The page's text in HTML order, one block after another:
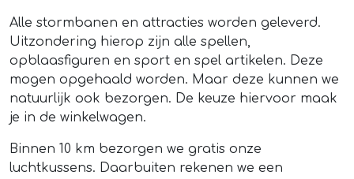
Alle stormbanen en attracties worden geleverd.
Uitzondering hierop zijn alle spellen,
opblaasfiguren en sport en spel artikelen. Deze
mogen opgehaald worden. Maar deze kunnen we
natuurlijk ook bezorgen. De keuze hiervoor maak
je in de winkelwagen.
Binnen 10 km bezorgen we gratis onze
luchtkussens. Daarbuiten rekenen we een